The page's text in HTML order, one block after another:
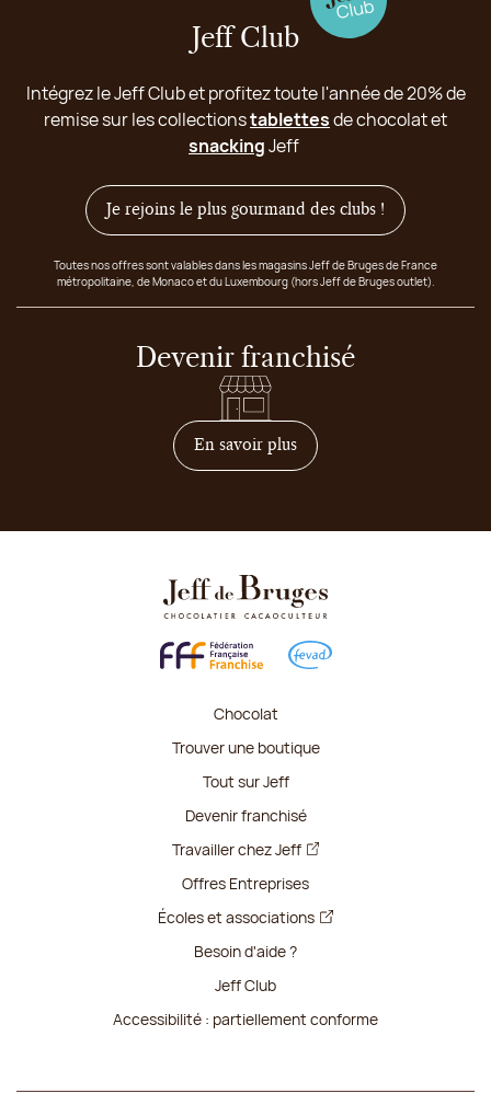
Jeff Club
Intégrez le Jeff Club et profitez toute l'année de 20% de
remise sur les collectionstablettesde chocolat et
snackingJeff
Je rejoins le plus gourmand des clubs !
Toutes nos offres sont valables dans les magasins Jeff de Bruges de France
métropolitaine, de Monaco et du Luxembourg (hors Jeff de Bruges outlet).
Devenir franchisé
En savoir plussur comment devenir
Chocolat
Trouver une boutique
Tout sur Jeff
Devenir franchisé
Travailler chez Jeff
Offres Entreprises
Écoles et associations
Besoin d'aide ?
Jeff Club
Accessibilité : partiellement conforme